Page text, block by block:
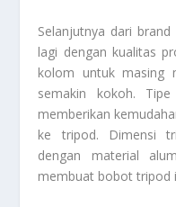
Selanjutnya dari
lagi dengan kualitas
kolom untuk masing
semakin kokoh.
memberikan
ke tripod. Dimensi
dengan material
membuat bobot tripod